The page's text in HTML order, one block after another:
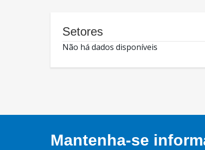
Setores
Não há dados disponíveis
Mantenha-se